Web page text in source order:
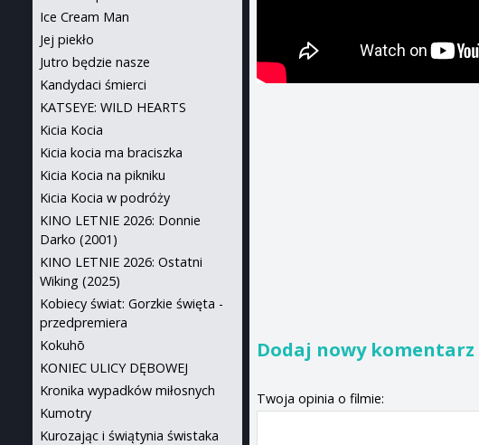
Dodaj nowy komentarz
Twoja opinia o filmie:
Ice Cream Man
Jej piekło
Jutro będzie nasze
Kandydaci śmierci
KATSEYE: WILD HEARTS
Kicia Kocia
Kicia kocia ma braciszka
Kicia Kocia na pikniku
Kicia Kocia w podróży
KINO LETNIE 2026: Donnie
Darko (2001)
KINO LETNIE 2026: Ostatni
Wiking (2025)
Kobiecy świat: Gorzkie święta -
przedpremiera
Kokuhō
KONIEC ULICY DĘBOWEJ
Kronika wypadków miłosnych
Kumotry
Kurozając i świątynia świstaka